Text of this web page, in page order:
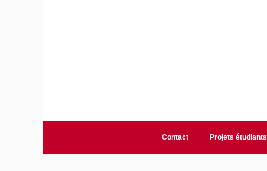
Contact Projets étudiants